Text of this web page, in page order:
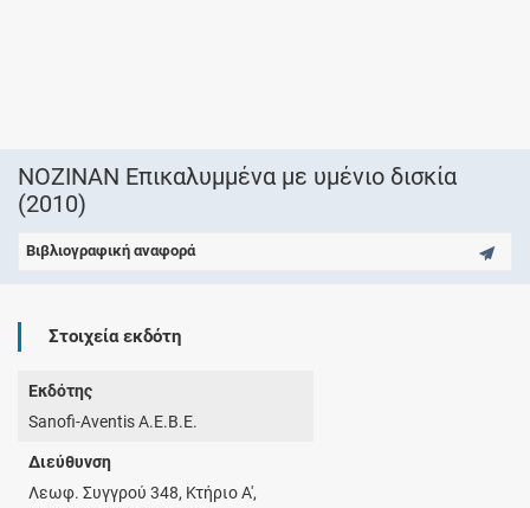
NOZINAN Επικαλυμμένα με υμένιο δισκία
(2010)
Βιβλιογραφική αναφορά
Στοιχεία εκδότη
Εκδότης
Sanofi-Aventis Α.Ε.Β.Ε.
Διεύθυνση
Λεωφ. Συγγρού 348, Κτήριο Α',